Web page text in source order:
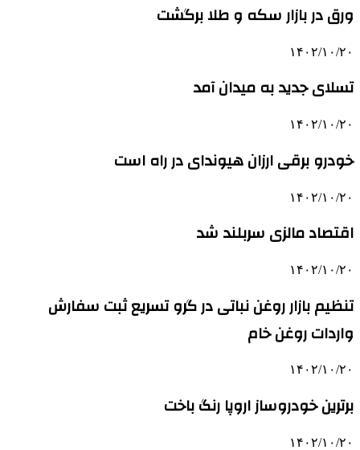
ورق در بازار سکه و طلا برگشت
۱۴۰۲/۱۰/۲۰
تسلای جدید به میدان آمد
۱۴۰۲/۱۰/۲۰
خودرو برقی ارزان هیوندای در راه است
۱۴۰۲/۱۰/۲۰
اقتصاد مالزی سربلند شد
۱۴۰۲/۱۰/۲۰
تنظیم بازار روغن نباتی در گرو تسریع ثبت سفارش
واردات روغن خام
۱۴۰۲/۱۰/۲۰
برترین خودروساز اروپا رنگ باخت
۱۴۰۲/۱۰/۲۰